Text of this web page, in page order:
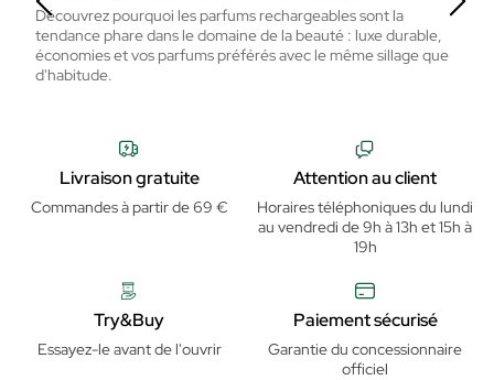
Découvrez pourquoi les parfums rechargeables sont la
tendance phare dans le domaine de la beauté : luxe durable,
économies et vos parfums préférés avec le même sillage que
d'habitude.
Livraison gratuite
Commandes à partir de 69 €
Attention au client
Horaires téléphoniques du lundi
au vendredi de 9h à 13h et 15h à
19h
Try&Buy
Essayez-le avant de l'ouvrir
Paiement sécurisé
Garantie du concessionnaire
officiel